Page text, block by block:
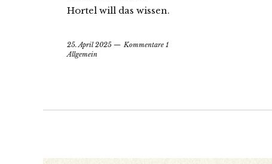
Hortel will das wissen.
25. April 2025
Kommentare 1
Allgemein